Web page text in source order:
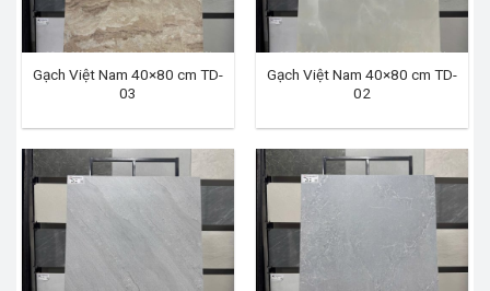
Gạch Việt Nam 40×80 cm TD-
03
Gạch Việt Nam 40×80 cm TD-
02